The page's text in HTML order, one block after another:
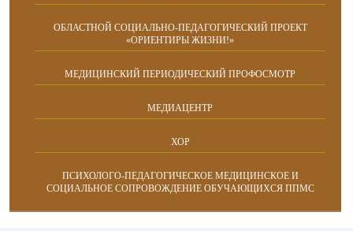
ОБЛАСТНОЙ СОЦИАЛЬНО-ПЕДАГОГИЧЕСКИЙ ПРОЕКТ
«ОРИЕНТИРЫ ЖИЗНИ!»
МЕДИЦИНСКИЙ ПЕРИОДИЧЕСКИЙ ПРОФОСМОТР
МЕДИАЦЕНТР
ХОР
ПСИХОЛОГО-ПЕДАГОГИЧЕСКОЕ МЕДИЦИНСКОЕ И
СОЦИАЛЬНОЕ СОПРОВОЖДЕНИЕ ОБУЧАЮЩИХСЯ ППМС